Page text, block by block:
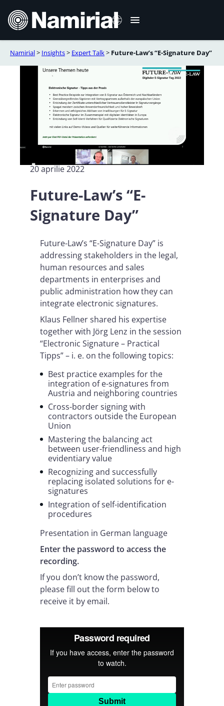
conținut
Italiano
English
Français
Português
Namirial> Insights> Expert Talk> Future-Law’s “E-Signature Day”
20 aprilie 2022
Future-Law’s “E-
Signature Day”
Future-Law’s “E-Signature Day” is
addressing stakeholders in the legal,
human resources and sales
departments in enterprises and
public administration how they can
integrate electronic signatures.
Klaus Fellner shared his expertise
together with Jörg Lenz in the session
“Electronic Signature – Practical
Tipps” – i. e. on the following topics:
Best practice examples for the
integration of e-signatures from
Austria and neighboring countries
Cross-border signing with
contractors outside the European
Union
Mastering the balancing act
between user-friendliness and high
evidentiary value
Recognizing and successfully
replacing isolated solutions for e-
signatures
Integration of self-identification
procedures
Presentation in German language
Enter the password to access the
recording.
If you don’t know the password,
please fill out the form below to
receive it by email.